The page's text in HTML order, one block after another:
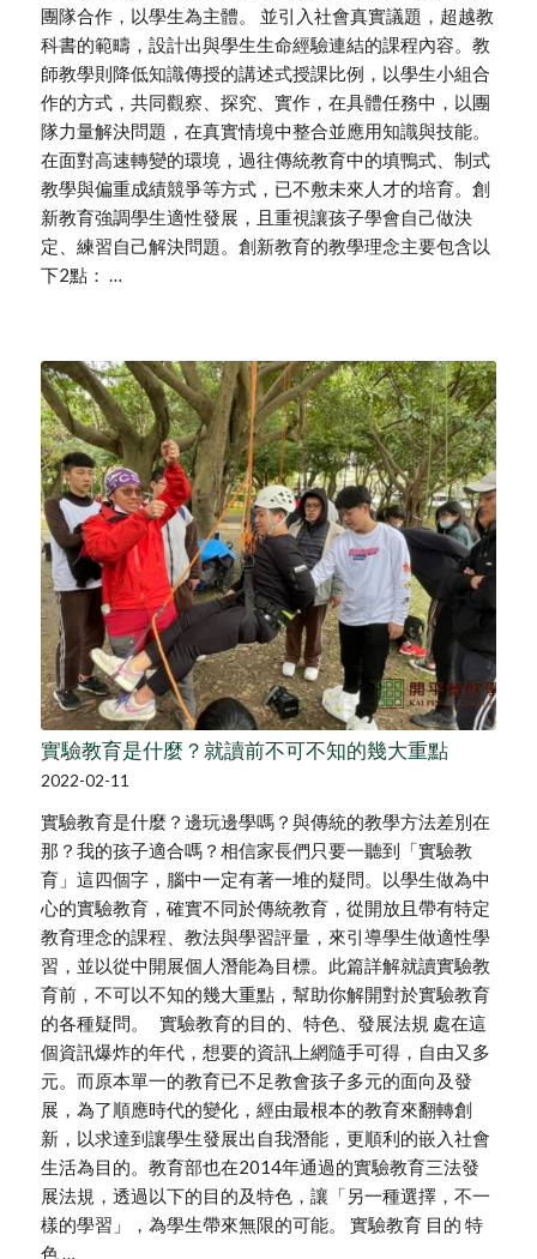
團隊合作，以學生為主體。 並引入社會真實議題，超越教
科書的範疇，設計出與學生生命經驗連結的課程內容。教
師教學則降低知識傳授的講述式授課比例，以學生小組合
作的方式，共同觀察、探究、實作，在具體任務中，以團
隊力量解決問題，在真實情境中整合並應用知識與技能。
在面對高速轉變的環境，過往傳統教育中的填鴨式、制式
教學與偏重成績競爭等方式，已不敷未來人才的培育。創
新教育強調學生適性發展，且重視讓孩子學會自己做決
定、練習自己解決問題。創新教育的教學理念主要包含以
下2點： …
實驗教育是什麼？就讀前不可不知的幾大重點
2022-02-11
實驗教育是什麼？邊玩邊學嗎？與傳統的教學方法差別在
那？我的孩子適合嗎？相信家長們只要一聽到「實驗教
育」這四個字，腦中一定有著一堆的疑問。以學生做為中
心的實驗教育，確實不同於傳統教育，從開放且帶有特定
教育理念的課程、教法與學習評量，來引導學生做適性學
習，並以從中開展個人潛能為目標。此篇詳解就讀實驗教
育前，不可以不知的幾大重點，幫助你解開對於實驗教育
的各種疑問。 實驗教育的目的、特色、發展法規 處在這
個資訊爆炸的年代，想要的資訊上網隨手可得，自由又多
元。而原本單一的教育已不足教會孩子多元的面向及發
展，為了順應時代的變化，經由最根本的教育來翻轉創
新，以求達到讓學生發展出自我潛能，更順利的嵌入社會
生活為目的。教育部也在2014年通過的實驗教育三法發
展法規，透過以下的目的及特色，讓「另一種選擇，不一
樣的學習」，為學生帶來無限的可能。 實驗教育 目的 特
色 …